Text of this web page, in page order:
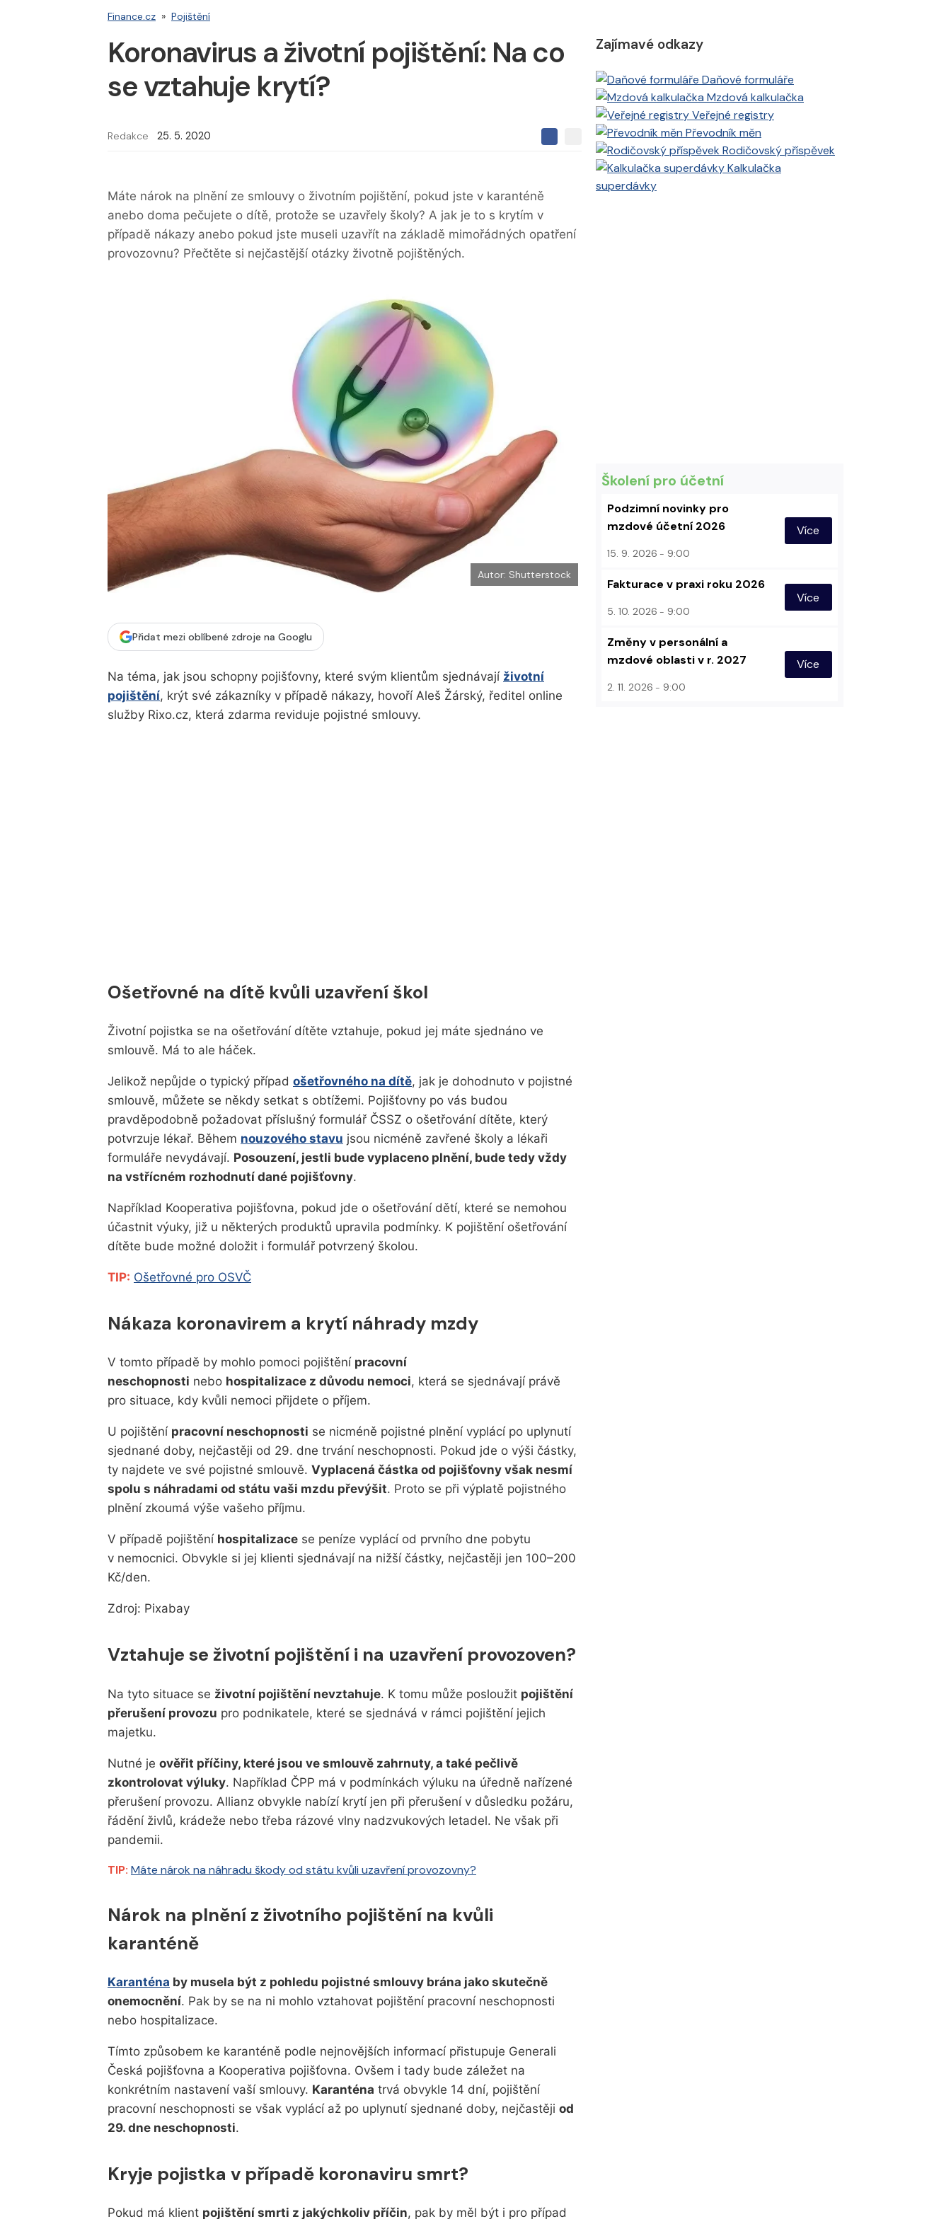
Finance.cz » Pojištění
Koronavirus a životní pojištění: Na co
se vztahuje krytí?
Redakce 25. 5. 2020
S
l
e
t
S
n
a
n
Máte nárok na plnění ze smlouvy o životním pojištění, pokud jste v karanténě
anebo doma pečujete o dítě, protože se uzavřely školy? A jak je to s krytím v
případě nákazy anebo pokud jste museli uzavřít na základě mimořádných opatření
provozovnu? Přečtěte si nejčastější otázky životně pojištěných.
Autor: Shutterstock
Přidat mezi oblíbené zdroje na Googlu
Na téma, jak jsou schopny pojišťovny, které svým klientům sjednávají životní
pojištění, krýt své zákazníky v případě nákazy, hovoří Aleš Žárský, ředitel online
služby Rixo.cz, která zdarma reviduje pojistné smlouvy.
Ošetřovné na dítě kvůli uzavření škol
Životní pojistka se na ošetřování dítěte vztahuje, pokud jej máte sjednáno ve
smlouvě. Má to ale háček.
Jelikož nepůjde o typický případ ošetřovného na dítě, jak je dohodnuto v pojistné
smlouvě, můžete se někdy setkat s obtížemi. Pojišťovny po vás budou
pravděpodobně požadovat příslušný formulář ČSSZ o ošetřování dítěte, který
potvrzuje lékař. Během nouzového stavu jsou nicméně zavřené školy a lékaři
formuláře nevydávají. Posouzení, jestli bude vyplaceno plnění, bude tedy vždy
na vstřícném rozhodnutí dané pojišťovny.
Například Kooperativa pojišťovna, pokud jde o ošetřování dětí, které se nemohou
účastnit výuky, již u některých produktů upravila podmínky. K pojištění ošetřování
dítěte bude možné doložit i formulář potvrzený školou.
TIP: Ošetřovné pro OSVČ
Nákaza koronavirem a krytí náhrady mzdy
V tomto případě by mohlo pomoci pojištění pracovní
neschopnosti nebo hospitalizace z důvodu nemoci, která se sjednávají právě
pro situace, kdy kvůli nemoci přijdete o příjem.
U pojištění pracovní neschopnosti se nicméně pojistné plnění vyplácí po uplynutí
sjednané doby, nejčastěji od 29. dne trvání neschopnosti. Pokud jde o výši částky,
ty najdete ve své pojistné smlouvě. Vyplacená částka od pojišťovny však nesmí
spolu s náhradami od státu vaši mzdu převýšit. Proto se při výplatě pojistného
plnění zkoumá výše vašeho příjmu.
V případě pojištění hospitalizace se peníze vyplácí od prvního dne pobytu
v nemocnici. Obvykle si jej klienti sjednávají na nižší částky, nejčastěji jen 100–200
Kč/den.
Zdroj: Pixabay
Vztahuje se životní pojištění i na uzavření provozoven?
Na tyto situace se životní pojištění nevztahuje. K tomu může posloužit pojištění
přerušení provozu pro podnikatele, které se sjednává v rámci pojištění jejich
majetku.
Nutné je ověřit příčiny, které jsou ve smlouvě zahrnuty, a také pečlivě
zkontrolovat výluky. Například ČPP má v podmínkách výluku na úředně nařízené
přerušení provozu. Allianz obvykle nabízí krytí jen při přerušení v důsledku požáru,
řádění živlů, krádeže nebo třeba rázové vlny nadzvukových letadel. Ne však při
pandemii.
TIP: Máte nárok na náhradu škody od státu kvůli uzavření provozovny?
Nárok na plnění z životního pojištění na kvůli
karanténě
Karanténa by musela být z pohledu pojistné smlouvy brána jako skutečně
onemocnění. Pak by se na ni mohlo vztahovat pojištění pracovní neschopnosti
nebo hospitalizace.
Tímto způsobem ke karanténě podle nejnovějších informací přistupuje Generali
Česká pojišťovna a Kooperativa pojišťovna. Ovšem i tady bude záležet na
konkrétním nastavení vaší smlouvy. Karanténa trvá obvykle 14 dní, pojištění
pracovní neschopnosti se však vyplácí až po uplynutí sjednané doby, nejčastěji od
29. dne neschopnosti.
Kryje pojistka v případě koronaviru smrt?
Pokud má klient pojištění smrti z jakýchkoliv příčin, pak by měl být i pro případ
Zajímavé odkazy
Daňové formuláře
Mzdová kalkulačka
Veřejné registry
Převodník měn
Rodičovský příspěvek
Kalkulačka
superdávky
Školení pro účetní
Podzimní novinky pro
mzdové účetní 2026
15. 9. 2026 9:00
Více
Fakturace v praxi roku 2026
5. 10. 2026 9:00
Více
Změny v personální a
mzdové oblasti v r. 2027
2. 11. 2026 9:00
Více